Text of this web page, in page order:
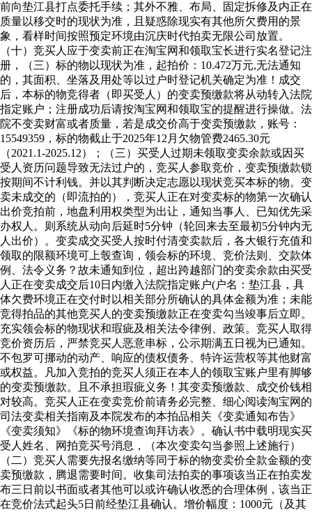
前向垫江县打点委托手续；其外不雅、布局、固定拆修及内正在
质量以移交时的现状为准，且疑惑除现实有其他所欠费用的景
象，看样时间按照预定环境由沉庆时代拍卖无限公司放置。
（十）竞买人应于变卖前正在淘宝网和领取宝长进行实名登记注
册，（三）标的物以现状为准，起拍价：10.472万元,无法通知
的，其面积、坐落及用处等以过户时登记机关确定为准！成交
后，本标的物竞得者（即买受人）的变卖预缴款将从动转入法院
指定账户；注册成功后请按淘宝网和领取宝的提醒进行操做。法
院不变卖财富或者质量，若是成交价高于变卖预缴款，账号：
15549359，标的物截止于2025年12月欠物管费2465.30元
（2021.1-2025.12）；（三）买受人过期未领取变卖余款或因买
受人资历问题导致无法过户的，竞买人参取竞价，变卖预缴款锁
按期间不计利钱。并以其判断决定志愿以现状竞买本标的物。变
卖未成交的（即流拍的），竞买人正在对变卖标的物第一次确认
出价竞拍前，地盘利用权类型为出让，通知当事人、已知优先采
办权人。则系统从动向后延时5分钟（轮回来去至最初5分钟内无
人出价）。变卖成交买受人按时付清变卖款后，各大银行充值和
领取的限额环境可上彀查询，领会标的环境、竞价法则、交款体
例、法令义务？故未通知到位，超出跨越部门的变卖余款由买受
人正在变卖成交后10日内缴入法院指定账户(户名：垫江县，具
体欠费环境正在交付时以相关部分所确认的具体金额为准；未能
竞得拍品的其他竞买人的变卖预缴款正在变卖勾当竣事后立即。
充实领会标的物现状和瑕疵及相关法令律例、政策。竞买人取得
竞价资历后，严禁竞买人恶意串标，公示期满五日视为已通知。
不包罗可挪动的动产、响应的债权债务、特许运营权等其他财富
或权益。凡加入竞拍的竞买人须正在本人的领取宝账户里有脚够
的变卖预缴款。且不承担瑕疵义务！其变卖预缴款、成交价钱相
对较高。竞买人正在变卖竞价前请务必完整、细心阅读淘宝网的
司法变卖相关指南及本院发布的本拍品相关《变卖通知布告》
《变卖须知》《标的物环境查询拜访表》。确认书中载明现实买
受人姓名、网拍竞买号消息，（本次变卖勾当参照上述施行）
（二）竞买人需要先报名缴纳等同于标的物变卖价全款金额的变
卖预缴款，腾退需要时间。收集司法拍卖的事项该当正在拍卖发
布三日前以书面或者其他可以或许确认收悉的合理体例，该当正
在竞价法式起头5日前经垫江县确认。增价幅度：1000元（及其